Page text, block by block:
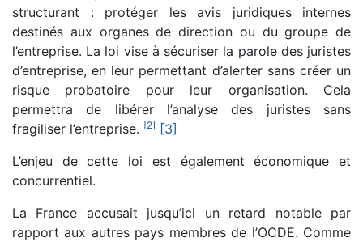
structurant : protéger les avis juridiques internes
destinés aux organes de direction ou du groupe de
l’entreprise. La loi vise à sécuriser la parole des juristes
d’entreprise, en leur permettant d’alerter sans créer un
risque probatoire pour leur organisation. Cela
permettra de libérer l’analyse des juristes sans
fragiliser l’entreprise. [2] [3]
L’enjeu de cette loi est également économique et
concurrentiel.
La France accusait jusqu’ici un retard notable par
rapport aux autres pays membres de l’OCDE. Comme